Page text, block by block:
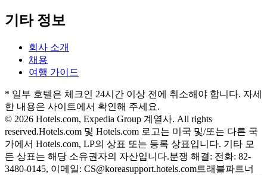
기타 정보
회사 소개
채용
여행 가이드
* 일부 호텔은 체크인 24시간 이상 전에 취소해야 합니다. 자세
한 내용은 사이트에서 확인해 주세요.
© 2026 Hotels.com, Expedia Group 계열사. All rights
reserved.Hotels.com 및 Hotels.com 로고는 미국 및/또는 다른 국
가에서 Hotels.com, LP의 상표 또는 등록 상표입니다. 기타 모
든 상표는 해당 소유권자의 자산입니다.분쟁 해결: 전화: 82-
3480-0145, 이메일: CS@koreasupport.hotels.com트래블파트너